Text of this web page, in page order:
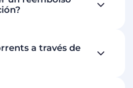
a través de